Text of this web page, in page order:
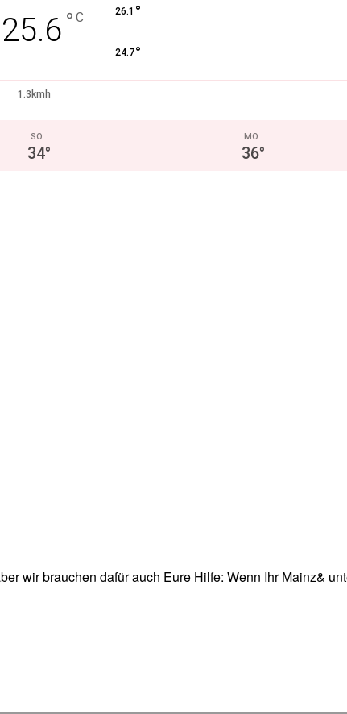
25.6 ° C 26.1 °
24.7°
1.3kmh
SO.
34°
MO.
36°
wir brauchen dafür auch Eure Hilfe: Wenn Ihr Mainz&